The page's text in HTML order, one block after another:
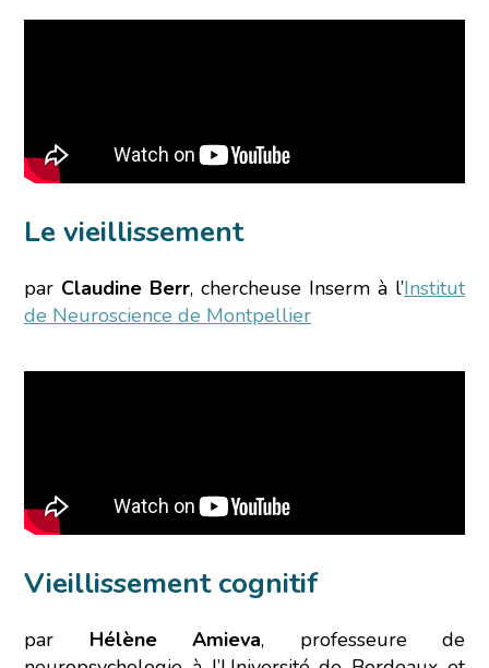
Le vieillissement
par Claudine Berr, chercheuse Inserm à l’Institut
de Neuroscience de Montpellier
Vieillissement cognitif
par Hélène Amieva, professeure de